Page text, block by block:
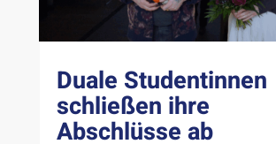
Duale Studentinnen
schließen ihre
Abschlüsse ab